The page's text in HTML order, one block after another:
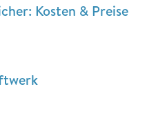
Kosten & Preise